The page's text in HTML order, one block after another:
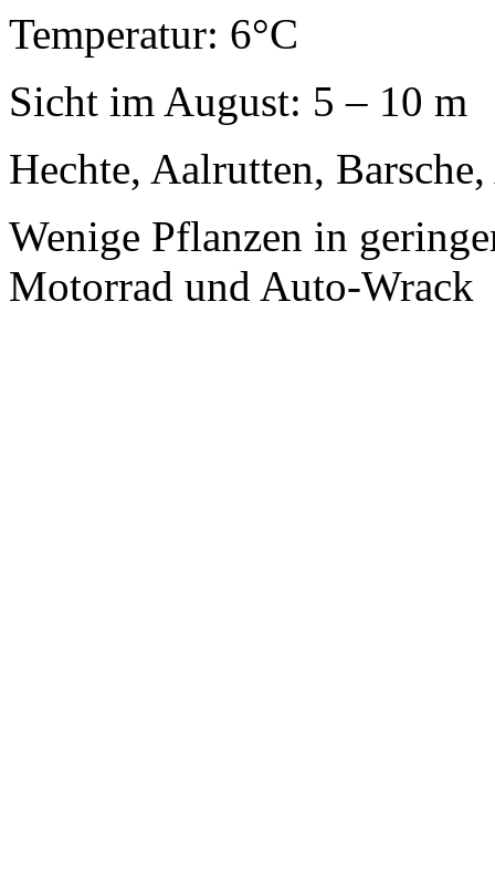
Temperatur: 6°C
Sicht im August: 5 – 10 m
Hechte, Aalrutten,
Wenige Pflanzen in
Motorrad und Auto-Wrack